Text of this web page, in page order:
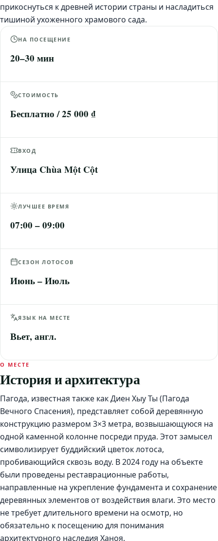
прикоснуться к древней истории страны и насладиться
тишиной ухоженного храмового сада.
НА ПОСЕЩЕНИЕ
20–30 мин
СТОИМОСТЬ
Бесплатно / 25 000 ₫
ВХОД
Улица Chùa Một Cột
ЛУЧШЕЕ ВРЕМЯ
07:00 – 09:00
СЕЗОН ЛОТОСОВ
Июнь – Июль
ЯЗЫК НА МЕСТЕ
Вьет, англ.
О МЕСТЕ
История и архитектура
Пагода, известная также как Диен Хыу Ты (Пагода
Вечного Спасения), представляет собой деревянную
конструкцию размером 3×3 метра, возвышающуюся на
одной каменной колонне посреди пруда. Этот замысел
символизирует буддийский цветок лотоса,
пробивающийся сквозь воду. В 2024 году на объекте
были проведены реставрационные работы,
направленные на укрепление фундамента и сохранение
деревянных элементов от воздействия влаги. Это место
не требует длительного времени на осмотр, но
обязательно к посещению для понимания
архитектурного наследия Ханоя.